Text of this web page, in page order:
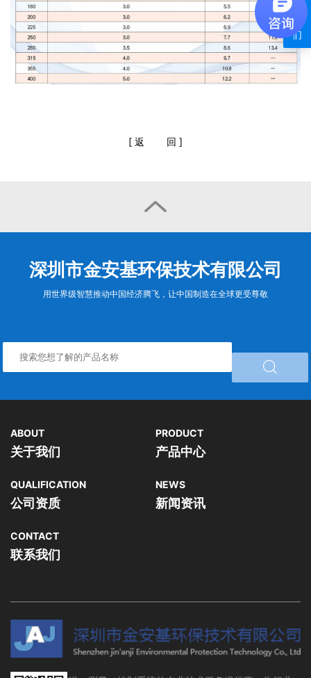
[ 返 回 ]

深圳市金安基环保技术有限公司
用世界级智慧推动中国经济腾飞，让中国制造在全球更受尊敬

ABOUT
关于我们
PRODUCT
产品中心
QUALIFICATION
公司资质
NEWS
新闻资讯
CONTACT
联系我们
我
们